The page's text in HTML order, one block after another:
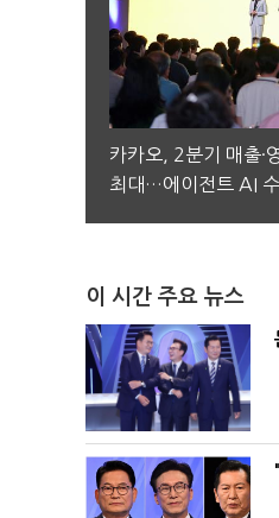
카카오, 2분기 매출·
최대…에이전트 AI
이 시간 주요 뉴스